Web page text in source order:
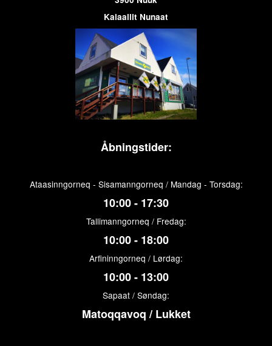
Kalaallit Nunaat
Åbningstider:
Ataasinngorneq - Sisamanngorneq / Mandag - Torsdag:
10:00 - 17:30
Tallimanngorneq / Fredag:
10:00 - 18:00
Arfininngorneq / Lørdag:
10:00 - 13:00
Sapaat / Søndag:
Matoqqavoq / Lukket